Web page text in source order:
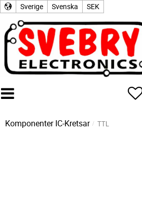
Sverige Svenska SEK
Komponenter IC-Kretsar TTL